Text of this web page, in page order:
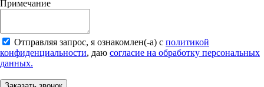
Примечание
Отправляя запрос, я ознакомлен(-а) с политикой
конфиденциальности, даю согласие на обработку персональных
данных.